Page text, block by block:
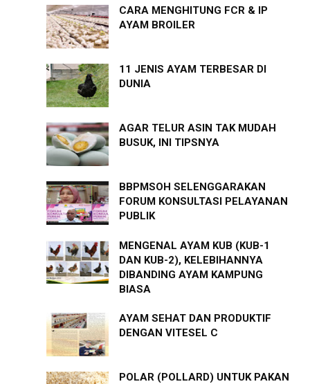
CARA MENGHITUNG FCR & IP
AYAM BROILER
11 JENIS AYAM TERBESAR DI
DUNIA
AGAR TELUR ASIN TAK MUDAH
BUSUK, INI TIPSNYA
BBPMSOH SELENGGARAKAN
FORUM KONSULTASI PELAYANAN
PUBLIK
MENGENAL AYAM KUB (KUB-1
DAN KUB-2), KELEBIHANNYA
DIBANDING AYAM KAMPUNG
BIASA
AYAM SEHAT DAN PRODUKTIF
DENGAN VITESEL C
POLAR (POLLARD) UNTUK PAKAN